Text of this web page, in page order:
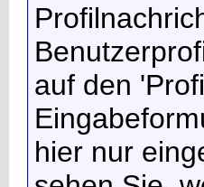
auf den
hier nur